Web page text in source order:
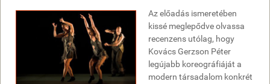
Az előadás ismeretében
kissé meglepődve olvassa
recenzens utólag, hogy
Kovács Gerzson Péter
legújabb koreográfiáját a
modern társadalom konkrét